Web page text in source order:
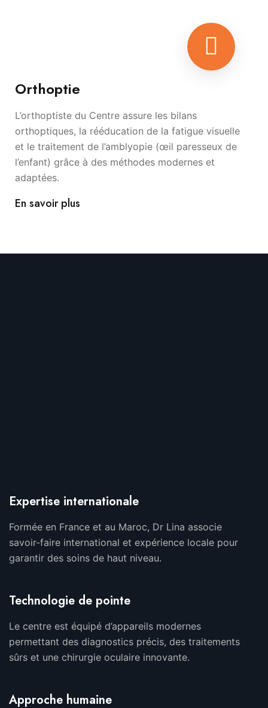
Orthoptie
L’orthoptiste du Centre assure les bilans
orthoptiques, la rééducation de la fatigue visuelle
et le traitement de l’amblyopie (œil paresseux de
l’enfant) grâce à des méthodes modernes et
adaptées.
En savoir plus
Expertise internationale
Formée en France et au Maroc, Dr Lina associe
savoir-faire international et expérience locale pour
garantir des soins de haut niveau.
Technologie de pointe
Le centre est équipé d’appareils modernes
permettant des diagnostics précis, des traitements
sûrs et une chirurgie oculaire innovante.
Approche humaine